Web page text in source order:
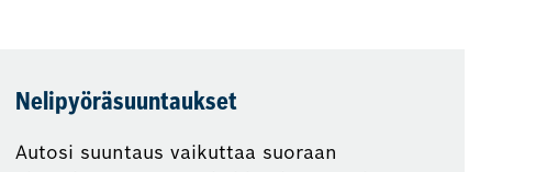
Nelipyöräsuuntaukset
Autosi suuntaus vaikuttaa suoraan